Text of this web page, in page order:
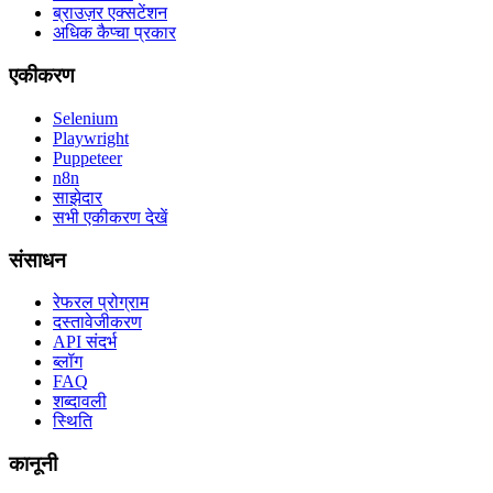
ब्राउज़र एक्सटेंशन
अधिक कैप्चा प्रकार
एकीकरण
Selenium
Playwright
Puppeteer
n8n
साझेदार
सभी एकीकरण देखें
संसाधन
रेफरल प्रोग्राम
दस्तावेजीकरण
API संदर्भ
ब्लॉग
FAQ
शब्दावली
स्थिति
कानूनी